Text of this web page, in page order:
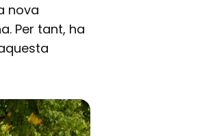
nova
Per tant, ha